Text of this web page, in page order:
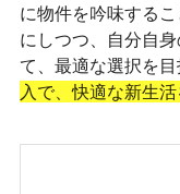
に物件を吟味する
にしつつ、自分自
て、最適な選択を目
入で、快適な新生